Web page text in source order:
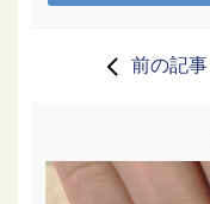
前の記事